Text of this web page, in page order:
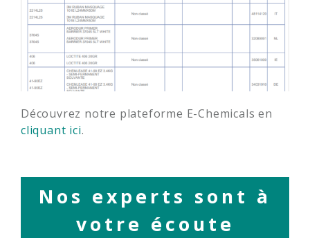
Découvrez notre plateforme E-Chemicals en
cliquant ici.
Nos experts sont à
votre écoute